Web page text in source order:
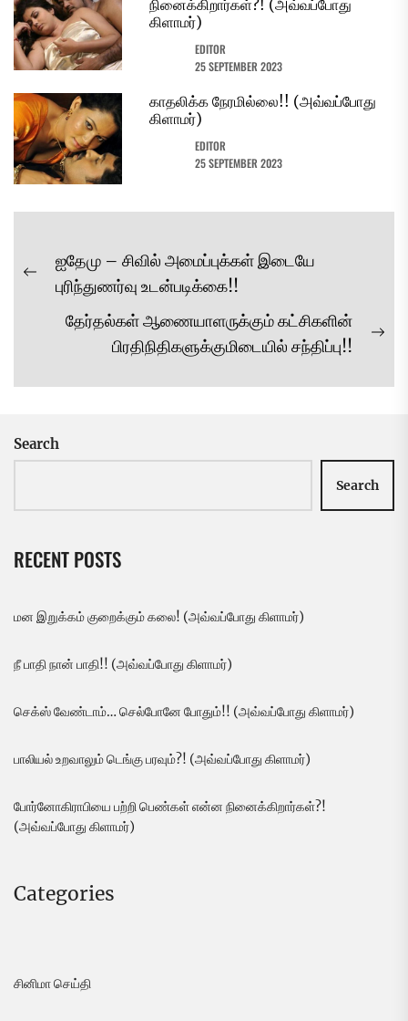
நினைக்கிறார்கள்?! (அவ்வப்போது
கிளாமர்)
EDITOR
25 SEPTEMBER 2023
காதலிக்க நேரமில்லை!! (அவ்வப்போது
கிளாமர்)
EDITOR
25 SEPTEMBER 2023
Post
navigation
Previous
ஐதேமு – சிவில் அமைப்புக்கள் இடையே
புரிந்துணர்வு உடன்படிக்கை!!
தேர்தல்கள் ஆணையாளருக்கும் கட்சிகளின்
பிரதிநிதிகளுக்குமிடையில் சந்திப்பு!!
Search
Search
RECENT POSTS
மன இறுக்கம் குறைக்கும் கலை! (அவ்வப்போது கிளாமர்)
நீ பாதி நான் பாதி!! (அவ்வப்போது கிளாமர்)
செக்ஸ் வேண்டாம்… செல்போனே போதும்!! (அவ்வப்போது கிளாமர்)
பாலியல் உறவாலும் டெங்கு பரவும்?! (அவ்வப்போது கிளாமர்)
போர்னோகிராபியை பற்றி பெண்கள் என்ன நினைக்கிறார்கள்?!
(அவ்வப்போது கிளாமர்)
Categories
சினிமா செய்தி